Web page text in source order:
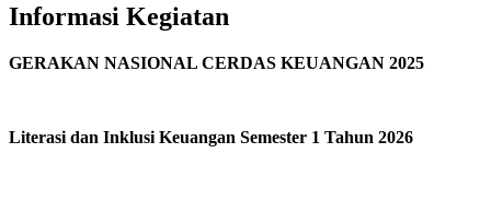
Informasi Kegiatan
GERAKAN NASIONAL CERDAS KEUANGAN 2025
Literasi dan Inklusi Keuangan Semester 1 Tahun 2026